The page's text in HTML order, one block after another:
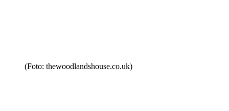
(Foto: thewoodlandshouse.co.uk)